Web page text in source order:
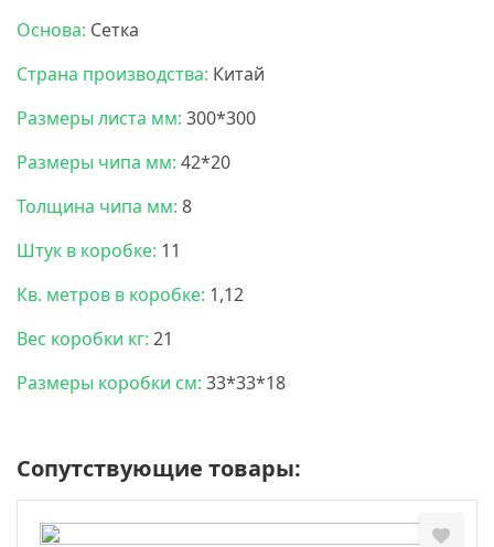
Основа: Сетка
Страна производства: Китай
Размеры листа мм: 300*300
Размеры чипа мм: 42*20
Толщина чипа мм: 8
Штук в коробке: 11
Кв. метров в коробке: 1,12
Вес коробки кг: 21
Размеры коробки см: 33*33*18
Сопутствующие товары: